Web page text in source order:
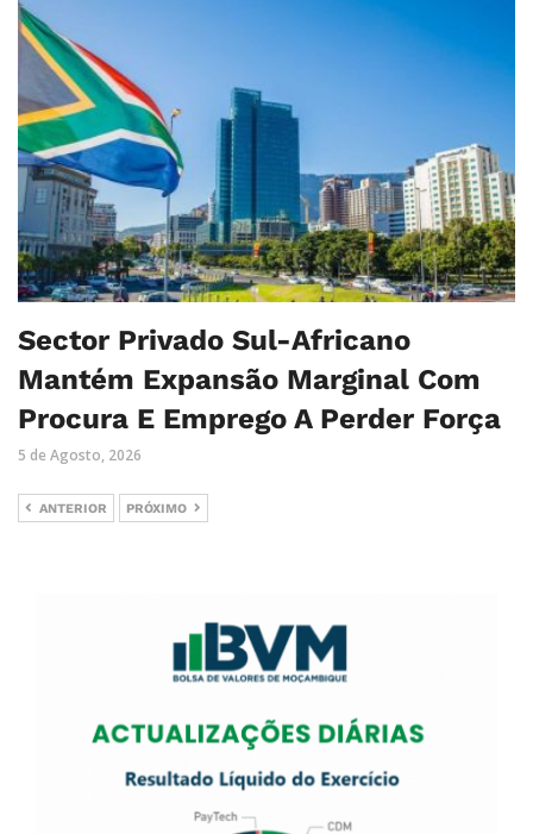
Sector Privado Sul-Africano
Mantém Expansão Marginal Com
Procura E Emprego A Perder Força
5 de Agosto, 2026
ANTERIOR PRÓXIMO